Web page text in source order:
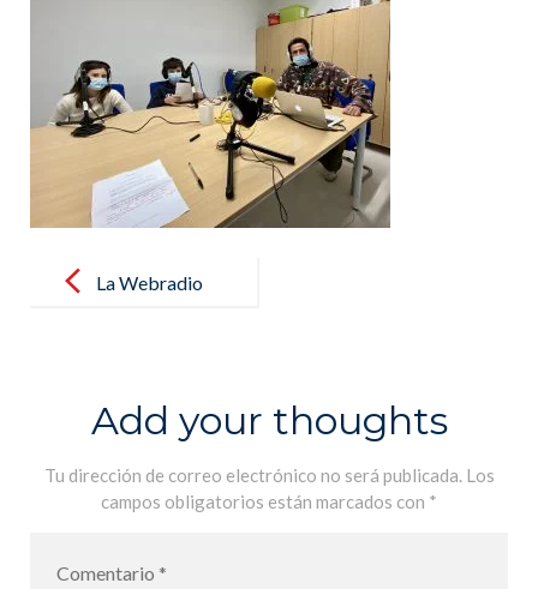
navigationLa Webradio
colegio, ha
vuelto!
Add your thoughts
Tu dirección de correo electrónico no será publicada. Los
campos obligatorios están marcados con *